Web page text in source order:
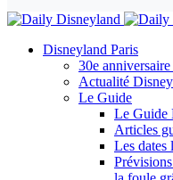
Disneyland Paris
30e
Actualité
Le Guide
Le Guide
Articles
Les dates